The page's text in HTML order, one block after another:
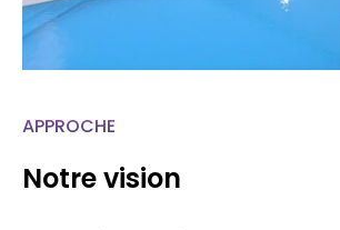
APPROCHE
Notre vision